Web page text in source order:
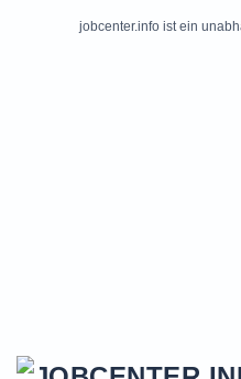
jobcenter.info ist ein